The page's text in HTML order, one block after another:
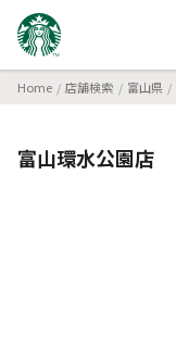
Home 店舗検索 富山県
富山環水公園店